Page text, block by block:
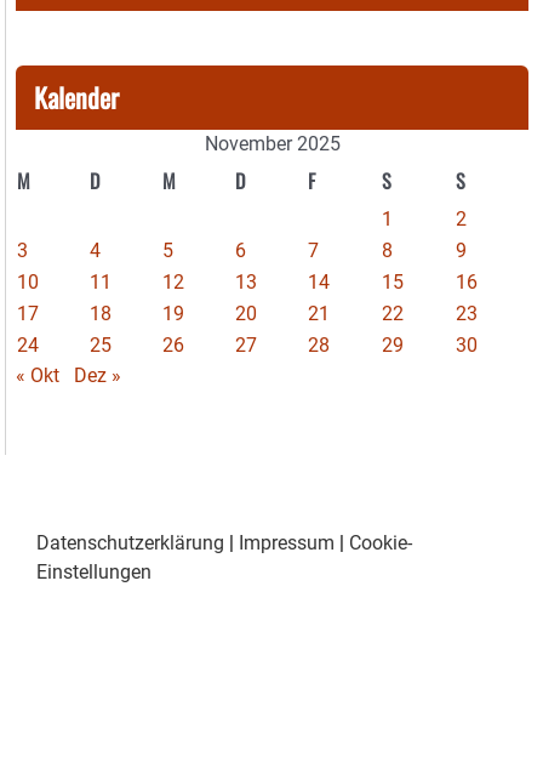
Kalender
November 2025
M D M D F S S
1
2
3
4 5 6 7 8
9
10
11 12 13 14 15
16
17
18 19 20 21 22
23
24
25 26 27 28 29
30
« Okt
Dez »
Datenschutzerklärung | Impressum | Cookie-
Einstellungen